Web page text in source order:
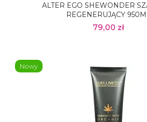
ALTER EGO SHEWONDER
REGENERUJĄCY
79,00 zł
Nowy